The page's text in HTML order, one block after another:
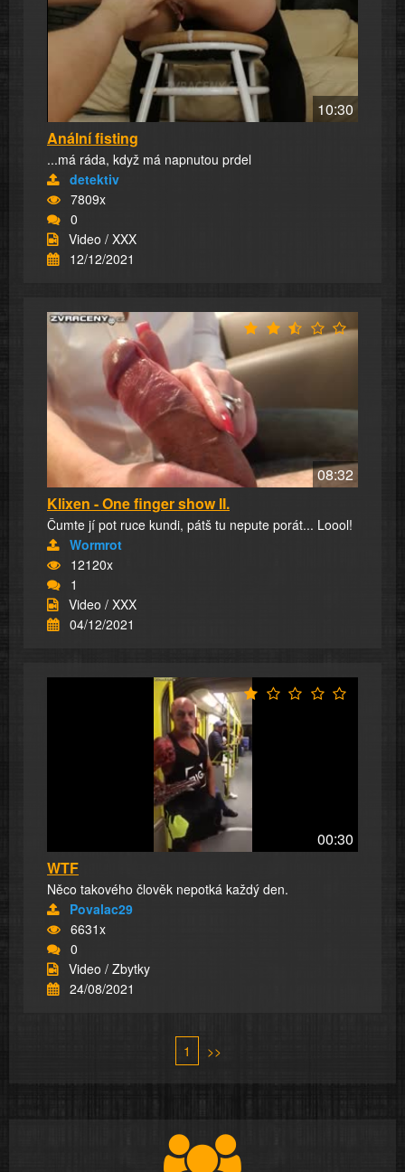
10:30
Anální fisting
...má ráda, když má napnutou prdel
detektiv
7809x
0
Video / XXX
12/12/2021
08:32
Klixen - One finger show II.
Čumte jí pot ruce kundi, pátš tu nepute porát... Loool!
Wormrot
12120x
1
Video / XXX
04/12/2021
00:30
WTF
Něco takového člověk nepotká každý den.
Povalac29
6631x
0
Video / Zbytky
24/08/2021
1 >>